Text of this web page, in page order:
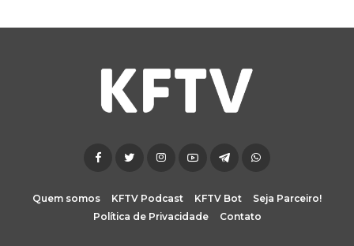
Quem somos KFTV Podcast KFTV Bot
Seja Parceiro!
Política de Privacidade
Contato